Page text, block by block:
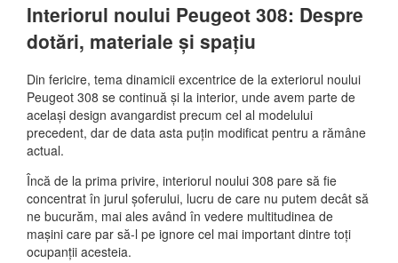
Interiorul noului Peugeot 308: Despre
dotări, materiale și spațiu
Din fericire, tema dinamicii excentrice de la exteriorul noului
Peugeot 308 se continuă și la interior, unde avem parte de
același design avangardist precum cel al modelului
precedent, dar de data asta puțin modificat pentru a rămâne
actual.
Încă de la prima privire, interiorul noului 308 pare să fie
concentrat în jurul șoferului, lucru de care nu putem decât să
ne bucurăm, mai ales având în vedere multitudinea de
mașini care par să-l pe ignore cel mai important dintre toți
ocupanții acesteia.